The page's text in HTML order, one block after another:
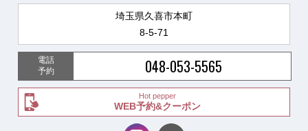
埼玉県久喜市本町
8-5-71
電話
予約
048-053-5565
Hot pepper
WEB予約&クーポン